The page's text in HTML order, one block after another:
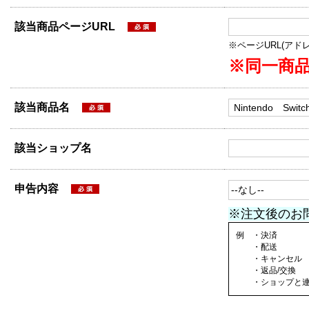
該当商品ページURL
※ページURL(アド
※同一商
該当商品名
該当ショップ名
申告内容
※注文後のお
例 ・決済
・配送
・キャンセル
・返品/交換
・ショップと連